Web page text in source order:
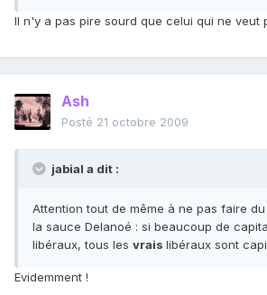
Il n'y a pas pire sourd que celui qui ne veut
Ash
Posté 21 octobre 2009
jabial a dit :
Attention tout de même à ne pas faire
la sauce Delanoé : si beaucoup de
libéraux, tous les vrais libéraux sont
Evidemment !